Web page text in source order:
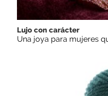
Lujo con carácter
Una joya para mujeres